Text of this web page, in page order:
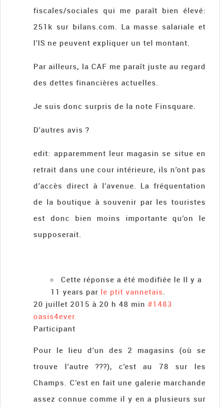
fiscales/sociales qui me paraît bien élevé:
251k sur bilans.com. La masse salariale et
l’IS ne peuvent expliquer un tel montant.
Par ailleurs, la CAF me paraît juste au regard
des dettes financières actuelles.
Je suis donc surpris de la note Finsquare.
D’autres avis ?
edit: apparemment leur magasin se situe en
retrait dans une cour intérieure, ils n’ont pas
d’accès direct à l’avenue. La fréquentation
de la boutique à souvenir par les touristes
est donc bien moins importante qu’on le
supposerait.
Cette réponse a été modifiée le Il y a
11 years par le ptit vannetais.
20 juillet 2015 à 20 h 48 min #1483
oasis4ever
Participant
Pour le lieu d’un des 2 magasins (où se
trouve l’autre ???), c’est au 78 sur les
Champs. C’est en fait une galerie marchande
assez connue comme il y en a plusieurs sur